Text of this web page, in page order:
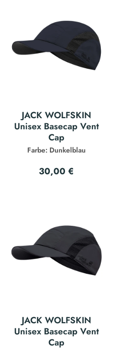
JACK WOLFSKIN
Unisex Basecap Vent
Cap
Farbe: Dunkelblau
30,00 €
JACK WOLFSKIN
Unisex Basecap Vent
Cap